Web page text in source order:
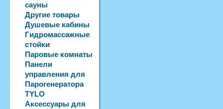
сауны
Другие товары
Душевые кабины
Гидромассажные
стойки
Паровые комнаты
Панели
управления для
Парогенератора
TYLO
Аксессуары для